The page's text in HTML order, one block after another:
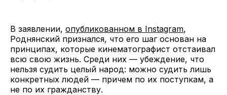
В заявлении, опубликованном в Instagram,
Роднянский признался, что его шаг основан на
принципах, которые кинематографист отстаивал
всю свою жизнь. Среди них — убеждение, что
нельзя судить целый народ: можно судить лишь
конкретных людей — причем по их поступкам, а
не по их гражданству.